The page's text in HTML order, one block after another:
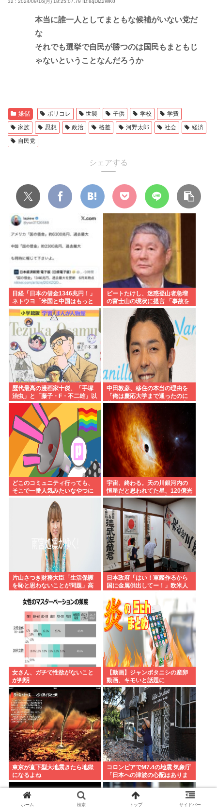
32 : 2024/09/16(月) 18:25:07.79 ID:8qDlZ2WK0
本当に誰一人としてまともな候補がいない党だ
な
それでも選挙で自民が勝つのは国民もまともじ
ゃないということなんだろうか
嫌儲 ポリコレ 世襲 子供 学校
学費
家族
思想 政治 格差 河野太郎 社会
経済
自民党
シェアする
日経「日本の借金1346兆円！」
ネトウヨ「米国と中国はもっと
ヤバいだろwww」
ビートたけし、迷惑登山者急増
の富士山の現状に提言 「事故を
起こしたら、それをまかなえる
だけのお金を払ってもらわない
歴代最高の漫画家十傑、「手塚
治虫」と「藤子・F・不二雄」以
外に誰を選んでも異論が出る
www
中田敦彦、移住の本当の理由を
「俺は慶応大学まで通ったのに
英語話せない。日本の英語教育
はおかしい」
どこのコミュニティ行っても、
そこで一番人気みたいなやつに
れるんやがワイが悪いんか？
宇宙、終わる。天の川銀河内の
恒星だと思われてた星、120億光
年先にある太陽の500兆倍明るい
星だと判明。
片山さつき財務大臣「生活保護
を恥と思わないことが問題」高
が滅びる」
日本政府「はい！軍艦作るから
国に金属供出してー！」欧米人
女さん、ガチで性欲がないこと
が判明
【動画】ジャンボタニシの産卵
動画、キモいと話題に
東京が直下型大地震きたら地獄
になるよね
コロンビアでM7.4の地震 気象庁
「日本への津波の心配はありま
せん」
ホーム 検索 トップ サイドバー